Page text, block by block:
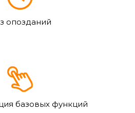
опозданий
базовых функций